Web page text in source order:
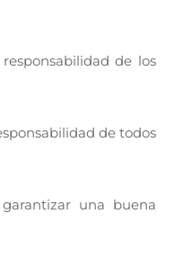
de los
de todos
una buena